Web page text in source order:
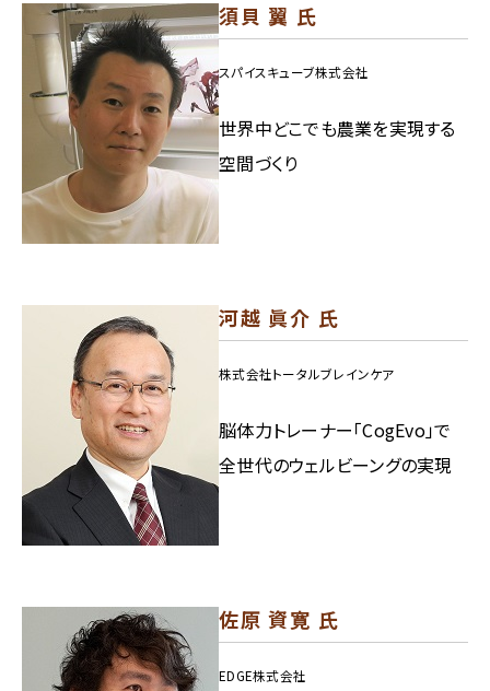
須貝 翼 氏
スパイスキューブ株式会社
世界中どこでも農業を実現する
空間づくり
河越 眞介 氏
株式会社トータルブレインケア
脳体力トレーナー「CogEvo」で
全世代のウェルビーングの実現
佐原 資寛 氏
EDGE株式会社